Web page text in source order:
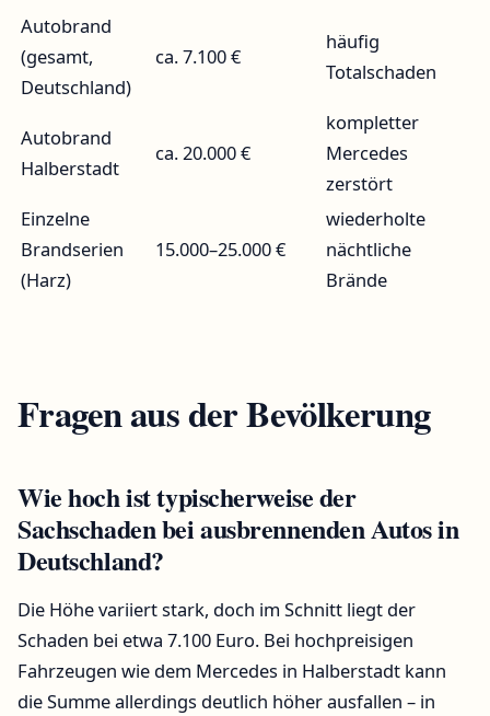
Autobrand
(gesamt,
Deutschland)
ca. 7.100 €
häufig
Totalschaden
Autobrand
Halberstadt
ca. 20.000 €
kompletter
Mercedes
zerstört
Einzelne
Brandserien
(Harz)
15.000–25.000 €
wiederholte
nächtliche
Brände
Fragen aus der Bevölkerung
Wie hoch ist typischerweise der
Sachschaden bei ausbrennenden Autos in
Deutschland?
Die Höhe variiert stark, doch im Schnitt liegt der
Schaden bei etwa 7.100 Euro. Bei hochpreisigen
Fahrzeugen wie dem Mercedes in Halberstadt kann
die Summe allerdings deutlich höher ausfallen – in